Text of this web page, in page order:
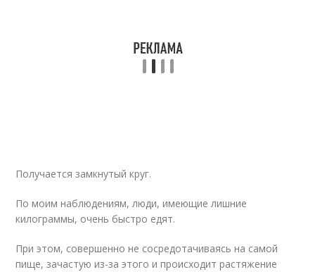
Получается замкнутый круг.
По моим наблюдениям, люди, имеющие лишние
килограммы, очень быстро едят.
При этом, совершенно не сосредотачиваясь на самой
пище, зачастую из-за этого и происходит растяжение